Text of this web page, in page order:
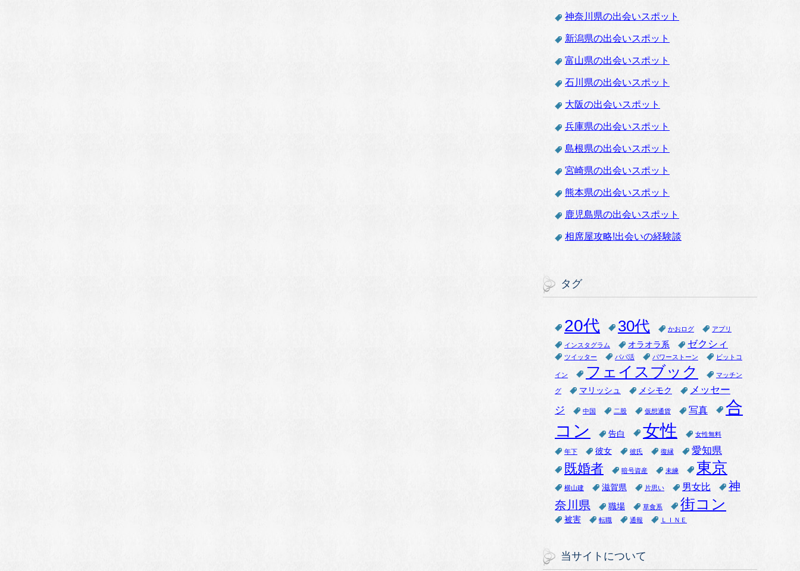
神奈川県の出会いスポット
新潟県の出会いスポット
富山県の出会いスポット
石川県の出会いスポット
大阪の出会いスポット
兵庫県の出会いスポット
島根県の出会いスポット
宮崎県の出会いスポット
熊本県の出会いスポット
鹿児島県の出会いスポット
相席屋攻略!出会いの経験談
タグ
20代 30代 かおログ アプリ
インスタグラム オラオラ系 ゼクシィ
ツイッター パパ活 パワーストーン ビットコ
イン フェイスブック マッチン
グ マリッシュ メシモク
メッセー
ジ
中国 二股 仮想通貨 写真
合
コン
告白 女性 女性無料
年下 彼女 彼氏 復縁 愛知県
既婚者 暗号資産 未練 東京
横山建 滋賀県 片思い 男女比
神
奈川県
職場 草食系 街コン
被害 転職 通報 ＬＩＮＥ
当サイトについて